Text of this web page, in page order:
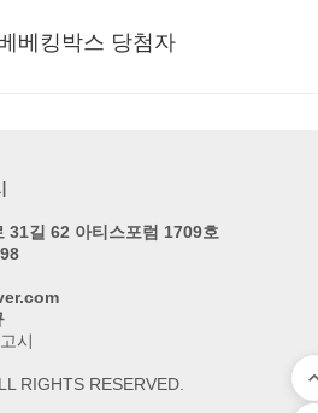
베킹박스 당첨자
31길 62 아티스포럼 1709호
시
RIGHTS RESERVED.